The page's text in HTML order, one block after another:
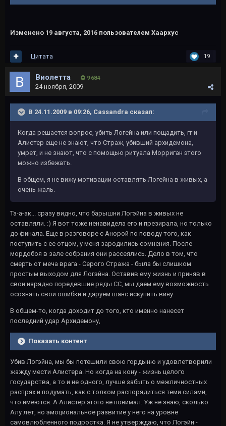
Изменено 19 августа, 2016 пользователем Хаархус
19
Цитата
Виолетта 9 684
24 ноября, 2009
В 24.11.2009 в 09:26, Cassandra сказал:
Когда решается вопрос, убить Логейна или пощадить, гг и
Алистер еще не знают, что Страж, убивший архидемона,
умрет, и не знают, что с помощью ритуала Морриган этого
можно избежать.
В общем, я не вижу мотивации оставлять Логейна в живых, а
очень жаль.
Та-а-ак... сразу видно, что барышни Логэйна в живых не
оставляли. :) Я вот тоже ненавидела его и презирала, но только
до финала. Еще в разговоре с Анорой по поводу того, как
поступить с ее отцом, у меня зародились сомнения. После
мордобоя в зале собрания они рассеялись. Дело в том, что
смерть от меча врага - Серого Стража - была бы слишком
простым выходом для Логэйна. Оставив ему жизнь и приняв в
свои изрядно поредевшие ряды СС, мы даем ему возможность
осознать свои ошибки и даруем шанс искупить вину.
В общем-то, когда доходит до того, кто именно нанесет
последний удар Архидемону,
Показать контент
Убив Логэйна, мы бы потешили свою гордыню и удовлетворили
жажду мести Алистера. Но когда на кону - жизнь целого
государства, а то и не одного, лучше забыть о межличностных
распрях и подумать, как с толком распорядиться теми силами,
что имеются. А Алистер этого не понимал. Уж не знаю, сколько
Алу лет, но эмоциональное развитие у него на уровне
самовлюбленного подростка. Я не утверждаю, что Логэйн -